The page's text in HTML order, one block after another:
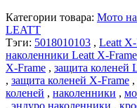
Категории товара: Мото
LEATT
Тэги: 5018010103 , Leatt
наколенники Leatt X-Frame
X-Frame , защита коленей
, защита коленей X-Frame ,
коленей , наколенники ,
, эндуро наколенники ,